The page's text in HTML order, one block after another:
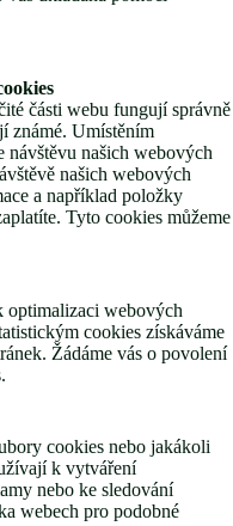
části webu fungují správně
známé. Umístěním
návštěvu našich webových
našich webových
a například položky
Tyto cookies můžeme
optimalizaci webových
cookies získáváme
Žádáme vás o povolení
cookies nebo jakákoli
k vytváření
nebo ke sledování
webech pro podobné